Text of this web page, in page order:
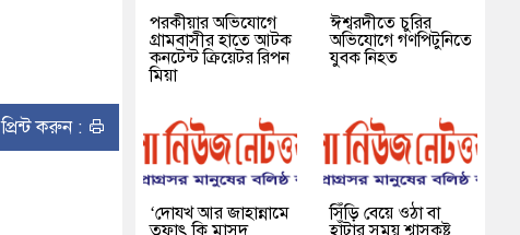
প্রিন্ট করুন :
পরকীয়ার অভিযোগে
গ্রামবাসীর হাতে আটক
কনটেন্ট ক্রিয়েটর রিপন
মিয়া
ঈশ্বরদীতে চুরির
অভিযোগে গণপিটুনিতে
যুবক নিহত
‘দোযখ আর জাহান্নামে
সিঁড়ি বেয়ে ওঠা বা